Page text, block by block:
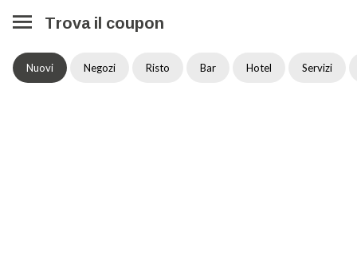
Trova il coupon
Nuovi Negozi Risto Bar Hotel Servizi